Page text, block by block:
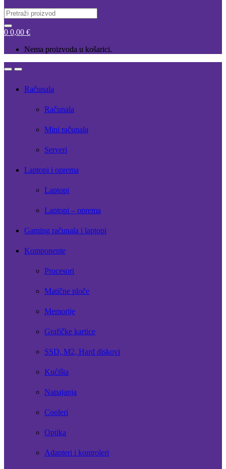
Search
for:
0 0,00 €
Nema proizvoda u košarici.
OpenClose
Računala
Računala
Mini računala
Serveri
Laptopi i oprema
Laptopi
Laptopi – oprema
Gaming računala i laptopi
Komponente
Procesori
Matične ploče
Memorije
Grafičke kartice
SSD, M2, Hard diskovi
Kućišta
Napajanja
Cooleri
Optika
Adapteri i kontroleri